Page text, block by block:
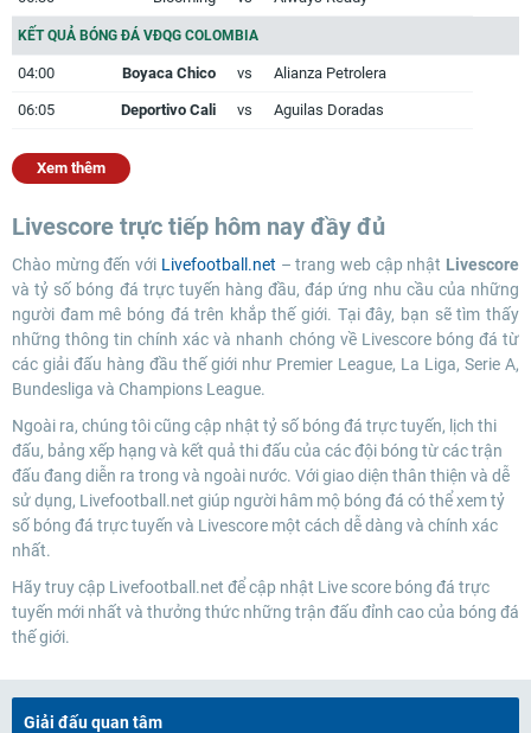
KẾT QUẢ BÓNG ĐÁ VĐQG COLOMBIA
04:00 Boyaca Chico vs Alianza Petrolera
06:05 Deportivo Cali vs Aguilas Doradas
Xem thêm
Livescore trực tiếp hôm nay đầy đủ
Chào mừng đến với Livefootball.net – trang web cập nhật Livescore
và tỷ số bóng đá trực tuyến hàng đầu, đáp ứng nhu cầu của những
người đam mê bóng đá trên khắp thế giới. Tại đây, bạn sẽ tìm thấy
những thông tin chính xác và nhanh chóng về Livescore bóng đá từ
các giải đấu hàng đầu thế giới như Premier League, La Liga, Serie A,
Bundesliga và Champions League.
Ngoài ra, chúng tôi cũng cập nhật tỷ số bóng đá trực tuyến, lịch thi
đấu, bảng xếp hạng và kết quả thi đấu của các đội bóng từ các trận
đấu đang diễn ra trong và ngoài nước. Với giao diện thân thiện và dễ
sử dụng, Livefootball.net giúp người hâm mộ bóng đá có thể xem tỷ
số bóng đá trực tuyến và Livescore một cách dễ dàng và chính xác
nhất.
Hãy truy cập Livefootball.net để cập nhật Live score bóng đá trực
tuyến mới nhất và thưởng thức những trận đấu đỉnh cao của bóng đá
thế giới.
Giải đấu quan tâm